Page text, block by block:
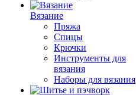
Вязание
Пряжа
Спицы
Крючки
Инструменты для
вязания
Наборы для вязания